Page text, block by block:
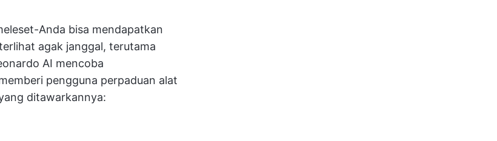
Anda bisa mendapatkan
agak janggal, terutama
AI mencoba
pengguna perpaduan alat
ditawarkannya: